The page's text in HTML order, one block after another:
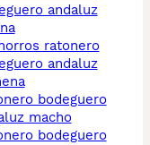
andaluz
andaluz
macho